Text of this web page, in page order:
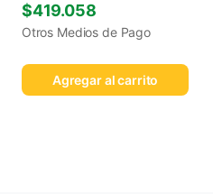
$419.058
Otros Medios de Pago
Agregar al carrito